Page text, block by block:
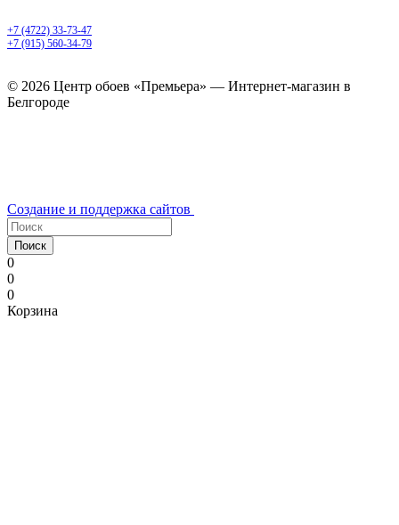
+7 (4722) 33-73-47
+7 (915) 560-34-79
© 2026 Центр обоев «Премьера» — Интернет-магазин в
Белгороде
Создание и поддержка сайтов
Поиск
0
0
0
Корзина